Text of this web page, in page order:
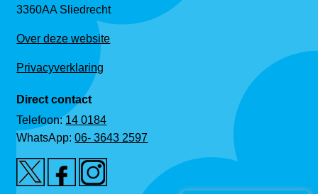
3360AA Sliedrecht
Over deze website
Privacyverklaring
Direct contact
Telefoon:14 0184
WhatsApp:06- 3643 2597